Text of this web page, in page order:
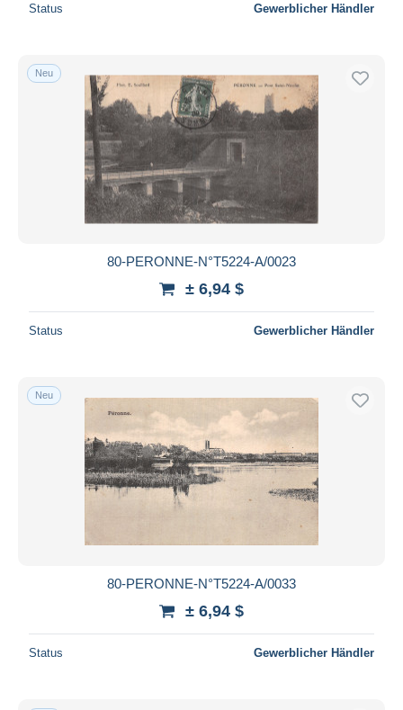
Status Gewerblicher Händler
Neu
80-PERONNE-N°T5224-A/0023
± 6,94 $
Status Gewerblicher Händler
Neu
80-PERONNE-N°T5224-A/0033
± 6,94 $
Status Gewerblicher Händler